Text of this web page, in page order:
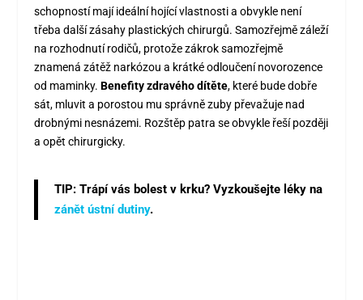
schopností mají ideální hojící vlastnosti a obvykle není
třeba další zásahy plastických chirurgů. Samozřejmě záleží
na rozhodnutí rodičů, protože zákrok samozřejmě
znamená zátěž narkózou a krátké odloučení novorozence
od maminky.Benefity zdravého dítěte, které bude dobře
sát, mluvit a porostou mu správně zuby převažuje nad
drobnými nesnázemi. Rozštěp patra se obvykle řeší později
a opět chirurgicky.
TIP: Trápí vás bolest v krku? Vyzkoušejte léky na
zánět ústní dutiny.